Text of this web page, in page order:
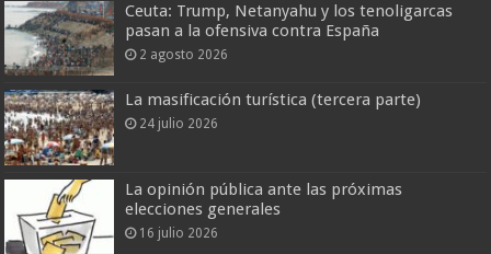
Ceuta: Trump, Netanyahu y los tenoligarcas
pasan a la ofensiva contra España
2 agosto 2026
La masificación turística (tercera parte)
24 julio 2026
La opinión pública ante las próximas
elecciones generales
16 julio 2026